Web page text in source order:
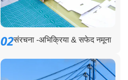
02संरचना -अभिक्रिया & सफेद नमूना